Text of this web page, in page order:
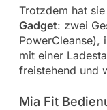
Trotzdem hat sie
Gadget: zwei
PowerCleanse),
mit einer
freistehend und
Mia Fit